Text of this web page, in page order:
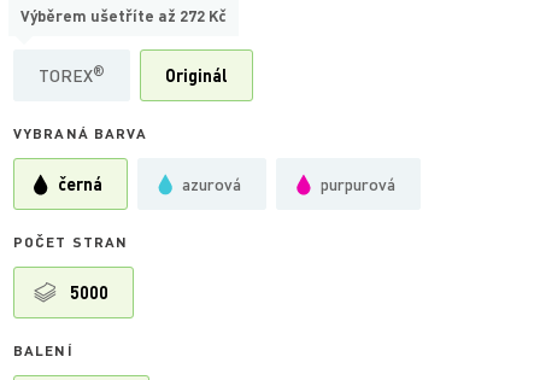
TYP
TOREX®
Výběrem ušetříte až 272 Kč
Originál
VYBRANÁ BARVA
černá azurová purpurová
POČET STRAN
5000
BALENÍ